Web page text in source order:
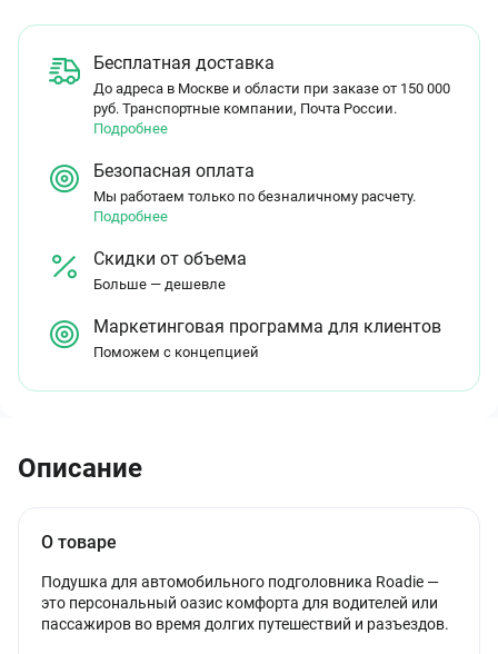
Бесплатная доставка
До адреса в Москве и области при заказе от 150 000
руб. Транспортные компании, Почта России.
Подробнее
Безопасная оплата
Мы работаем только по безналичному расчету.
Подробнее
Скидки от объема
Больше — дешевле
Маркетинговая программа для клиентов
Поможем с концепцией
Описание
О товаре
Подушка для автомобильного подголовника Roadie —
это персональный оазис комфорта для водителей или
пассажиров во время долгих путешествий и разъездов.